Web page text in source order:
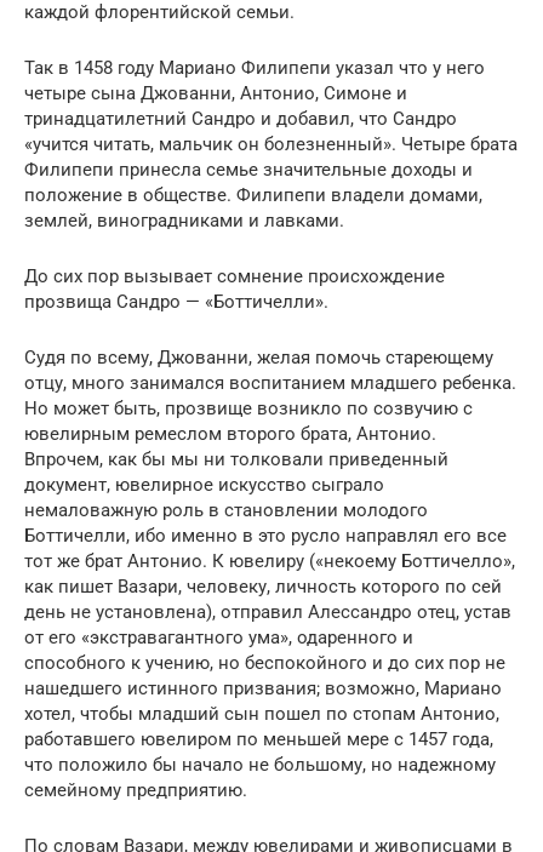
каждой флорентийской семьи.
Так в 1458 году Мариано Филипепи указал что у него
четыре сына Джованни, Антонио, Симоне и
тринадцатилетний Сандро и добавил, что Сандро
«учится читать, мальчик он болезненный». Четыре брата
Филипепи принесла семье значительные доходы и
положение в обществе. Филипепи владели домами,
землей, виноградниками и лавками.
До сих пор вызывает сомнение происхождение
прозвища Сандро — «Боттичелли».
Судя по всему, Джованни, желая помочь стареющему
отцу, много занимался воспитанием младшего ребенка.
Но может быть, прозвище возникло по созвучию с
ювелирным ремеслом второго брата, Антонио.
Впрочем, как бы мы ни толковали приведенный
документ, ювелирное искусство сыграло
немаловажную роль в становлении молодого
Боттичелли, ибо именно в это русло направлял его все
тот же брат Антонио. К ювелиру («некоему Боттичелло»,
как пишет Вазари, человеку, личность которого по сей
день не установлена), отправил Алессандро отец, устав
от его «экстравагантного ума», одаренного и
способного к учению, но беспокойного и до сих пор не
нашедшего истинного призвания; возможно, Мариано
хотел, чтобы младший сын пошел по стопам Антонио,
работавшего ювелиром по меньшей мере с 1457 года,
что положило бы начало не большому, но надежному
семейному предприятию.
По словам Вазари, между ювелирами и живописцами в